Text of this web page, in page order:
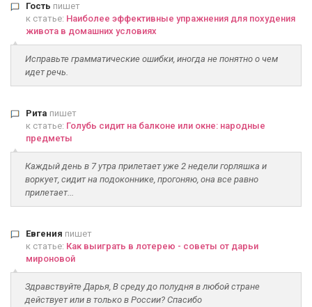
Гость пишет
к статье: Наиболее эффективные упражнения для похудения
живота в домашних условиях
Исправьте грамматические ошибки, иногда не понятно о чем
идет речь.
Рита пишет
к статье: Голубь сидит на балконе или окне: народные
предметы
Каждый день в 7 утра прилетает уже 2 недели горляшка и
воркует, сидит на подоконнике, прогоняю, она все равно
прилетает...
Евгения пишет
к статье: Как выиграть в лотерею - советы от дарьи
мироновой
Здравствуйте Дарья, В среду до полудня в любой стране
действует или в только в России? Спасибо